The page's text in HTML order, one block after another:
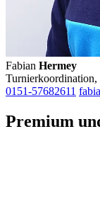
Fabian Hermey
0151-57682611
Premium